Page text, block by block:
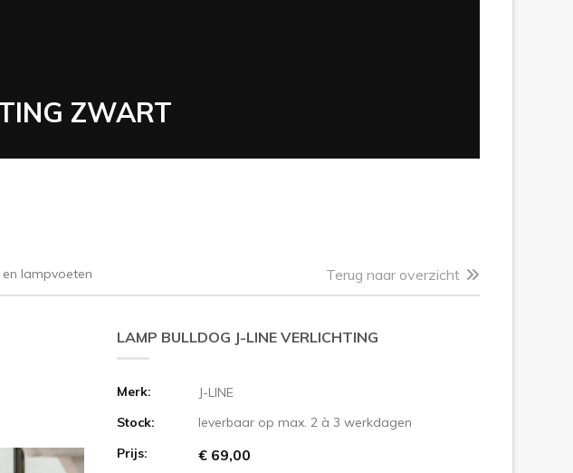
ZWART
lampvoeten Terug naar overzicht
LAMP BULLDOG J-LINE VERLICHTING
Merk:
J-LINE
Stock:
leverbaar op max. 2 à 3 werkdagen
Prijs:
€ 69,00